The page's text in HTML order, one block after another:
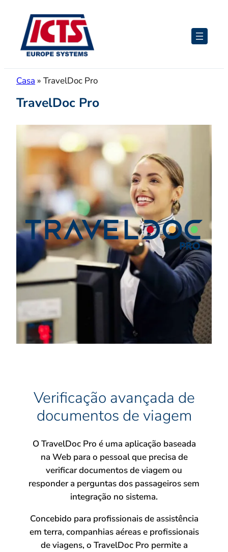
conteúdo
Casa » TravelDoc Pro
TravelDoc Pro
Verificação avançada de
documentos de viagem
O TravelDoc Pro é uma aplicação baseada
na Web para o pessoal que precisa de
verificar documentos de viagem ou
responder a perguntas dos passageiros sem
integração no sistema.
Concebido para profissionais de assistência
em terra, companhias aéreas e profissionais
de viagens, o TravelDoc Pro permite a